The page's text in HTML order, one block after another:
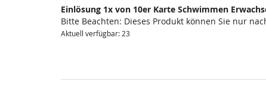
Einlösung 1x von 10er Karte Schwimmen
Bitte Beachten: Dieses Produkt können Sie nur
Aktuell verfügbar: 23